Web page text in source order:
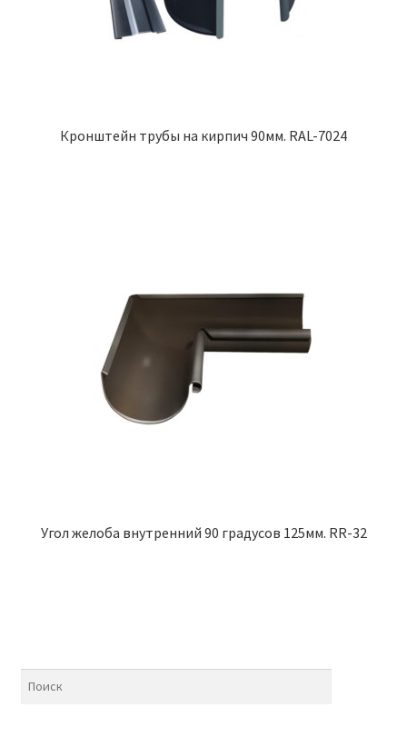
Кронштейн трубы на кирпич 90мм. RAL-7024
Угол желоба внутренний 90 градусов 125мм. RR-32